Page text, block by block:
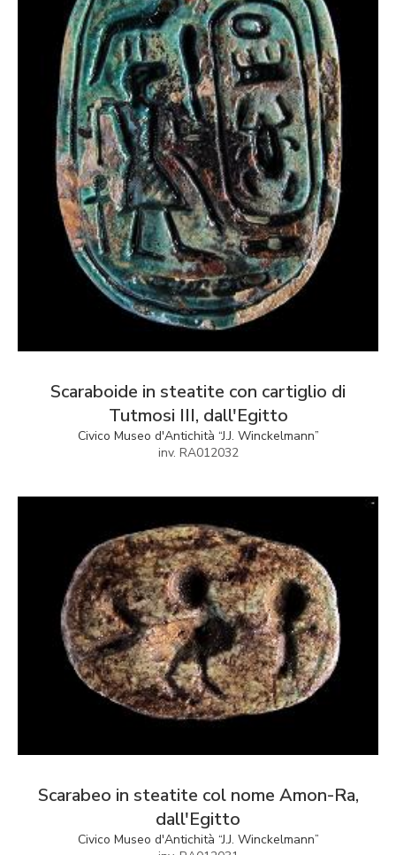
Scaraboide in steatite con cartiglio di
Tutmosi III, dall'Egitto
Civico Museo d'Antichità “J.J. Winckelmann”
inv. RA012032
Scarabeo in steatite col nome Amon-Ra,
dall'Egitto
Civico Museo d'Antichità “J.J. Winckelmann”